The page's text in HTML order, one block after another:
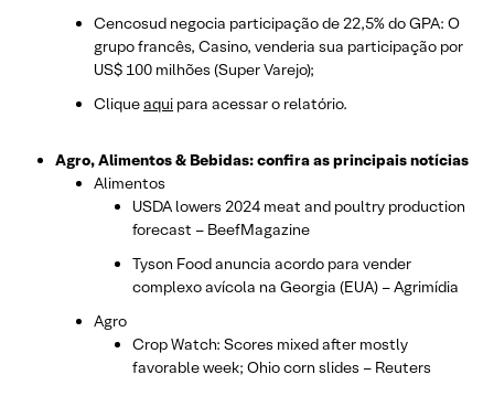
Cencosud negocia participação de 22,5% do GPA: O
grupo francês, Casino, venderia sua participação por
US$ 100 milhões (Super Varejo);
Cliqueaqui para acessar o relatório.
Agro, Alimentos & Bebidas: confira as principais notícias
Alimentos
USDA lowers 2024 meat and poultry production
forecast – BeefMagazine
Tyson Food anuncia acordo para vender
complexo avícola na Georgia (EUA) – Agrimídia
Agro
Crop Watch: Scores mixed after mostly
favorable week; Ohio corn slides – Reuters